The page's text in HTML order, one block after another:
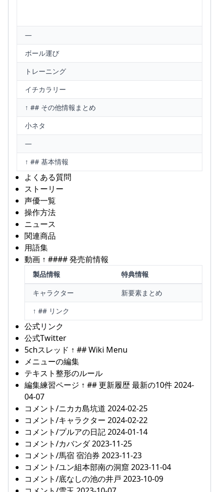
—
ボール運び
トレーニング
イチカラリー
↑ ## その他情報まとめ
小ネタ
—
↑ ## 基本情報
よくある質問
ストーリー
声優一覧
操作方法
ニュース
関連商品
用語集
動画 ↑ #### 発売前情報
製品情報
特典情報
キャラクター
新要素まとめ
↑ ## リンク
公式リンク
公式Twitter
5chスレッド ↑ ## Wiki Menu
メニューの編集
テキスト整形のルール
編集練習ページ ↑ ## 更新履歴 最新の10件 2024-
04-07
コメント/ニカカ島坑道 2024-02-25
コメント/キャラクター 2024-02-22
コメント/プルアの日記 2024-01-14
コメント/カバンダ 2023-11-25
コメント/馬宿 宿泊券 2023-11-23
コメント/ユン組本部南の洞窟 2023-11-04
コメント/底なしの池の井戸 2023-10-09